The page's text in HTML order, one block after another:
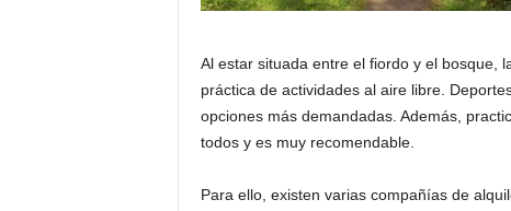
Al estar situada entre el fiordo y el bosque,
práctica de actividades al aire libre.
opciones más demandadas. Además,
todos y es muy recomendable.
Para ello, existen varias compañías de